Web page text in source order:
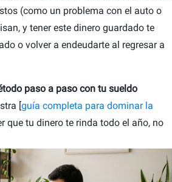
(como un problema con el auto o
y tener este dinero guardado te
o volver a endeudarte al regresar a
paso a paso con tu sueldo
[guía completa para dominar la
que tu dinero te rinda todo el año, no